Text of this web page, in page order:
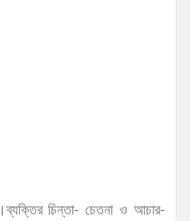
চিন্তা- চেতনা ও আচার-